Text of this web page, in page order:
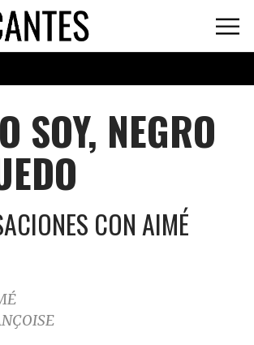
SOY, NEGRO